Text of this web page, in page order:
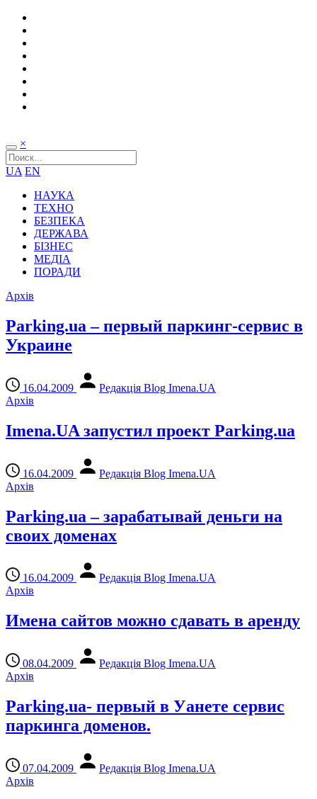
×
UA EN
НАУКА
ТЕХНО
БЕЗПЕКА
ДЕРЖАВА
БІЗНЕС
МЕДІА
ПОРАДИ
Архів
Parking.ua – первый паркинг-сервис в
Украине
16.04.2009
Редакція Blog Imena.UA
Архів
Imena.UA запустил проект Parking.ua
16.04.2009
Редакція Blog Imena.UA
Архів
Parking.ua – зарабатывай деньги на
своих доменах
16.04.2009
Редакція Blog Imena.UA
Архів
Имена сайтов можно сдавать в аренду
08.04.2009
Редакція Blog Imena.UA
Архів
Parking.ua- первый в Уанете сервис
паркинга доменов.
07.04.2009
Редакція Blog Imena.UA
Архів